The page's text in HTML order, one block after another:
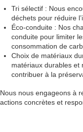
Tri sélectif : Nous
déchets pour réduire
Éco-conduite : Nos
conduite pour limiter
consommation de
Choix de matériaux
matériaux durables et
contribuer à la
Nous nous engageons à
actions concrètes et